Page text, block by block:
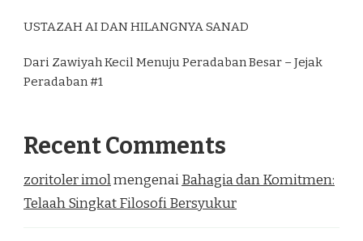
USTAZAH AI DAN HILANGNYA SANAD
Dari Zawiyah Kecil Menuju Peradaban Besar – Jejak
Peradaban #1
Recent Comments
zoritoler imolmengenaiBahagia dan Komitmen:
Telaah Singkat Filosofi Bersyukur